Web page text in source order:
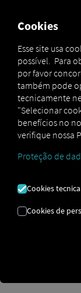
QUER
GESTÃO
COMO,
Cookies
Esse site usa
possível. Para
por favor
também pode
tecnicamente
"Selecionar
benefícios no
verifique nossa
Proteção de
Cookies
Cookies de